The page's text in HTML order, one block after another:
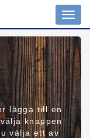
lägga till en
knappen
välja ett av